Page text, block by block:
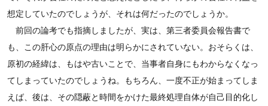
想定していたのでしょうが、それは何だったのでしょうか。
前回の論考でも指摘しましたが、実は、第三者委員会報告書で
も、この肝心の原点の理由は明らかにされていない。おそらくは、
原初の経緯は、もはや古いことで、当事者自身にもわからなくなっ
てしまっていたのでしょうね。もちろん、一度不正が始まってしま
えば、後は、その隠蔽と時間をかけた最終処理自体が自己目的化し